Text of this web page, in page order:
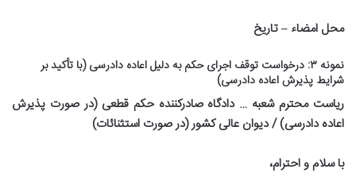
محل امضاء – تاریخ
نمونه ۳: درخواست توقف اجرای حکم به دلیل اعاده دادرسی (با تأکید بر
شرایط پذیرش اعاده دادرسی)
ریاست محترم شعبه … دادگاه صادرکننده حکم قطعی (در صورت پذیرش
اعاده دادرسی) / دیوان عالی کشور (در صورت استثنائات)
با سلام و احترام،